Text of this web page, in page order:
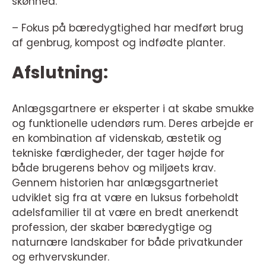
– Fokus på bæredygtighed har medført brug
af genbrug, kompost og indfødte planter.
Afslutning:
Anlægsgartnere er eksperter i at skabe smukke
og funktionelle udendørs rum. Deres arbejde er
en kombination af videnskab, æstetik og
tekniske færdigheder, der tager højde for
både brugerens behov og miljøets krav.
Gennem historien har anlægsgartneriet
udviklet sig fra at være en luksus forbeholdt
adelsfamilier til at være en bredt anerkendt
profession, der skaber bæredygtige og
naturnære landskaber for både privatkunder
og erhvervskunder.